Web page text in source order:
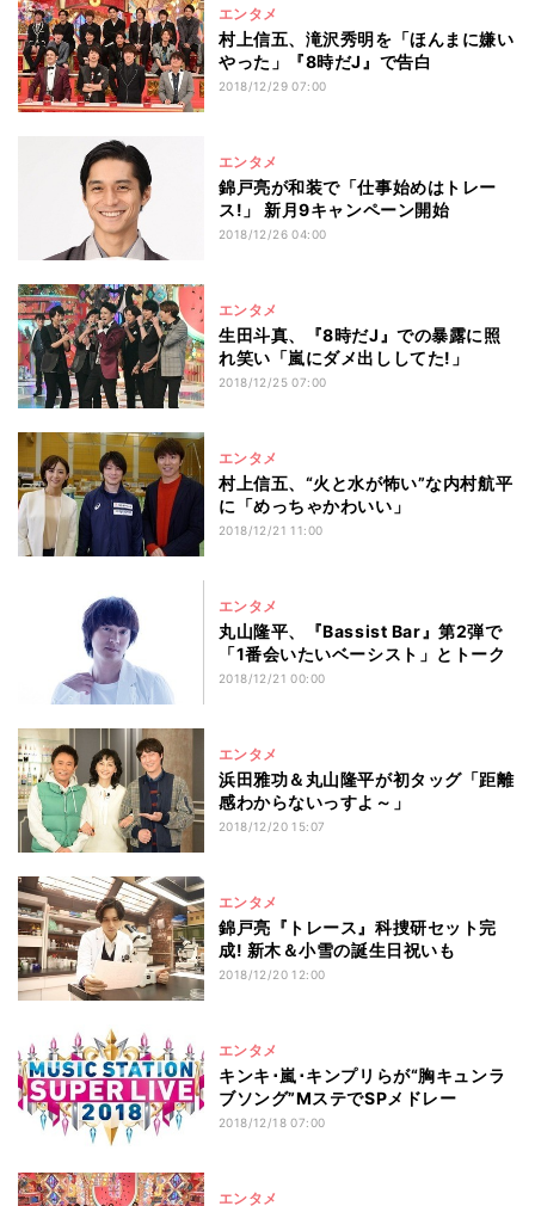
エンタメ
村上信五、滝沢秀明を「ほんまに嫌い
やった」『8時だJ』で告白
2018/12/29 07:00
エンタメ
錦戸亮が和装で「仕事始めはトレー
ス!」 新月9キャンペーン開始
2018/12/26 04:00
エンタメ
生田斗真、『8時だJ』での暴露に照
れ笑い「嵐にダメ出ししてた!」
2018/12/25 07:00
エンタメ
村上信五、“火と水が怖い”な内村航平
に「めっちゃかわいい」
2018/12/21 11:00
エンタメ
丸山隆平、『Bassist Bar』第2弾で
「1番会いたいベーシスト」とトーク
2018/12/21 00:00
エンタメ
浜田雅功＆丸山隆平が初タッグ「距離
感わからないっすよ～」
2018/12/20 15:07
エンタメ
錦戸亮『トレース』科捜研セット完
成! 新木＆小雪の誕生日祝いも
2018/12/20 12:00
エンタメ
キンキ･嵐･キンプリらが“胸キュンラ
ブソング”MステでSPメドレー
2018/12/18 07:00
エンタメ